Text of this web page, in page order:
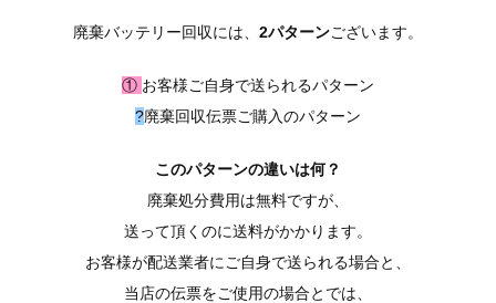
廃棄バッテリー回収には、 2パターンございます。
① お客様ご自身で送られるパターン
?廃棄回収伝票ご購入のパターン
このパターンの違いは何？
廃棄処分費用は無料ですが、
送って頂くのに送料がかかります。
お客様が配送業者にご自身で送られる場合と、
当店の伝票をご使用の場合とでは、